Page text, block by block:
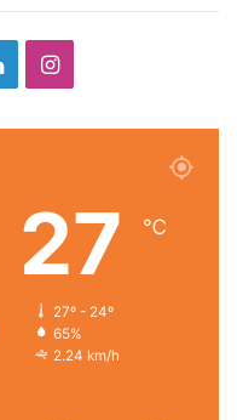
LinkedinInstagram
27 ℃
27º - 24º
65%
2.24 km/h